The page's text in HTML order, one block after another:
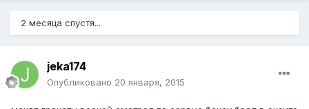
2 месяца спустя...
jeka174
Опубликовано 20 января, 2015